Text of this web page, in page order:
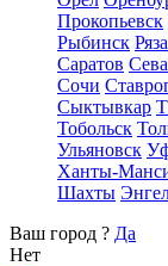
Прокопьевск
Рыбинск
Саратов
Сочи
Сыктывкар
Тобольск
Ульяновск
Ханты-
Шахты
Ваш город ? Да
Нет